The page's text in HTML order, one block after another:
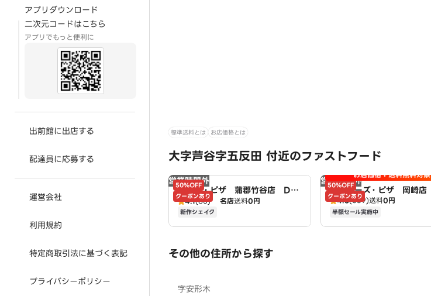
アプリダウンロード
二次元コードはこちら
アプリでもっと便利に
出前館に出店する
配達員に応募する
運営会社
利用規約
特定商取引法に基づく表記
プライバシーポリシー
標準送料とは お店価格とは
大字芦谷字五反田 付近のファストフード
営業時間外
50%OFF
クーポンあり
ドミノ・ピザ 蒲郡竹谷店 Do
mino's
4.1(85) 名店送料0円
新作シェイク
営業時間外
50%OFF
クーポンあり
お店価格＋送料無料対象
アオキーズ・ピザ 岡崎店
4.3(539)送料0円
半額セール実施中
その他の住所から探す
字安形木